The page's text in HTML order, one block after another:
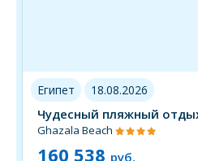
Египет 18.08.2026
Чудесный пляжный
Ghazala Beach
160 538 руб.